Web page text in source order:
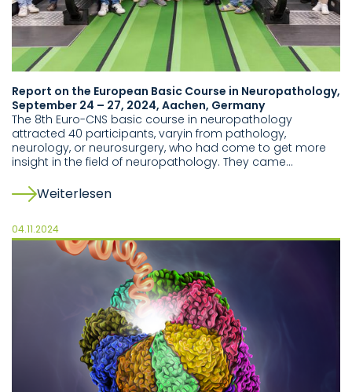
Report on the European Basic Course in Neuropathology,
September 24 – 27, 2024, Aachen, Germany
The 8th Euro-CNS basic course in neuropathology
attracted 40 participants, varyin from pathology,
neurology, or neurosurgery, who had come to get more
insight in the field of neuropathology. They came…
Weiterlesen
04.11.2024